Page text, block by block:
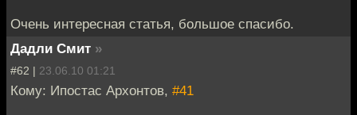
Очень интересная статья, большое спасибо.
Дадли Смит »
#62 | 23.06.10 01:21
Кому: Ипостас Архонтов, #41